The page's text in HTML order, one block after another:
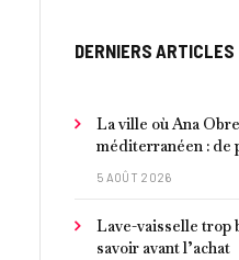
DERNIERS ARTICLES
La ville où Ana
méditerranéen : de
de millionnaire
5 AOÛT 2026
Lave-vaisselle trop
savoir avant l’achat